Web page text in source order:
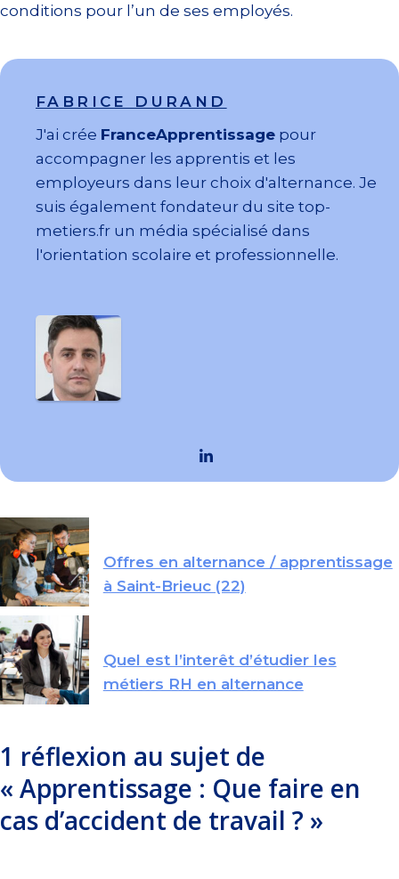
conditions pour l’un de ses employés.
FABRICE DURAND
J'ai crée FranceApprentissage pour
accompagner les apprentis et les
employeurs dans leur choix d'alternance. Je
suis également fondateur du site top-
metiers.fr un média spécialisé dans
l'orientation scolaire et professionnelle.
Offres en alternance / apprentissage
à Saint-Brieuc (22)
Quel est l’interêt d’étudier les
métiers RH en alternance
1 réflexion au sujet de
« Apprentissage : Que faire en
cas d’accident de travail ? »